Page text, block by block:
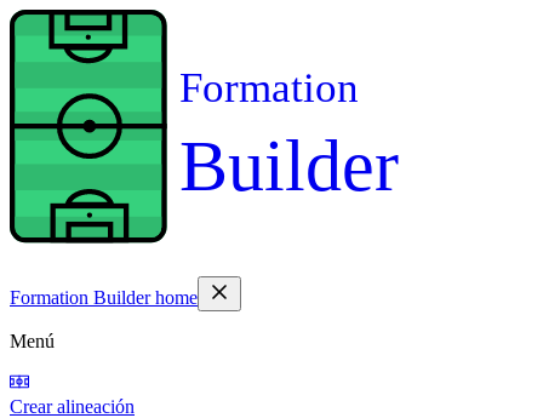
Formation
Builder
Formation Builder home
Menú
Crear alineación